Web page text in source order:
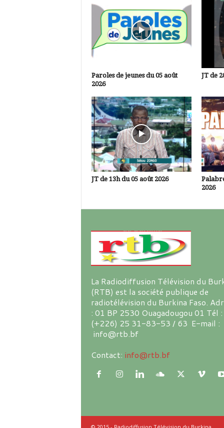
Paroles de jeunes du 05 août
2026
JT de
JT de 13h du 05 août 2026
2026
La Radiodiffusion Télévision du
(RTB) est la société publique de
radiotélévision du Burkina Faso.
: 01 BP 2530 Ouagadougou 01 Tél :
(+226) 25 31-83-53 / 63 E-mail :
info@rtb.bf
Contact: info@rtb.bf